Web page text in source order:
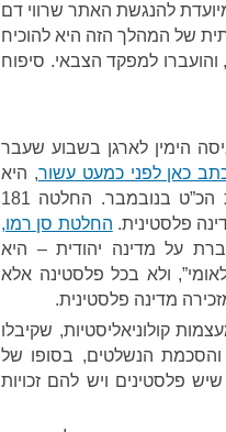
להנגשת האתר שרווי דם
של המהלך הזה היא להוכיח
למפקד הצבאי. סיפוח
הימין לארגן בשבוע שעבר
כאן לפני כמעט עשור, היא
התחליף שלהם להחלטה 181, הידועה כהצהרת הכ”ט בנובמבר. החלטה 181
פלסטינית. החלטת סן רמו,
על מדינה יהודית – היא
ולא בכל פלסטינה אלא
קולוניאליסטיות, שקיבלו
הנשלטים, בסופו של
פלסטינים ויש להם זכויות